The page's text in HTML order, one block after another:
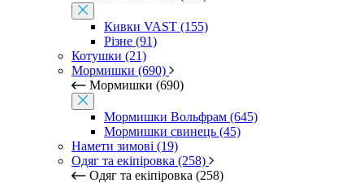
Кивки VAST (155)
Різне (91)
Котушки (21)
Мормишки (690)
Мормишки (690)
Мормишки Вольфрам (645)
Мормишки свинець (45)
Намети зимові (19)
Одяг та екіпіровка (258)
Одяг та екіпіровка (258)